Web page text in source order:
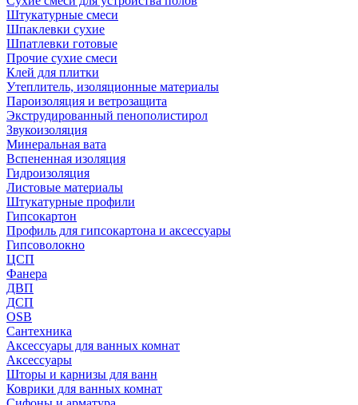
Штукатурные смеси
Шпаклевки сухие
Шпатлевки готовые
Прочие сухие смеси
Клей для плитки
Утеплитель, изоляционные материалы
Пароизоляция и ветрозащита
Экструдированный пенополистирол
Звукоизоляция
Минеральная вата
Вспененная изоляция
Гидроизоляция
Листовые материалы
Штукатурные профили
Гипсокартон
Профиль для гипсокартона и аксессуары
Гипсоволокно
ЦСП
Фанера
ДВП
ДСП
OSB
Сантехника
Аксессуары для ванных комнат
Аксессуары
Шторы и карнизы для ванн
Коврики для ванных комнат